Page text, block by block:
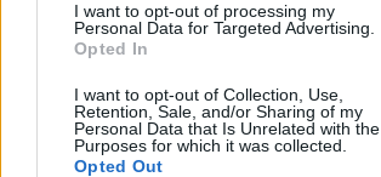
I want to opt-out of processing my
Personal Data for Targeted Advertising.
Opted In
I want to opt-out of Collection, Use,
Retention, Sale, and/or Sharing of my
Personal Data that Is Unrelated with the
Purposes for which it was collected.
Opted Out